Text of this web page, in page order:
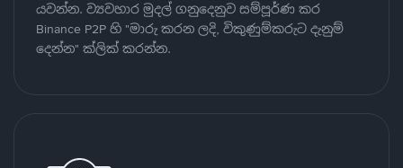
යවන්න. ව්‍යවහාර මුදල් ගනුදෙනුව සම්පූර්ණ කර
Binance P2P හි "මාරු කරන ලදි, විකුණුම්කරුට දැනුම්
දෙන්න" ක්ලික් කරන්න.